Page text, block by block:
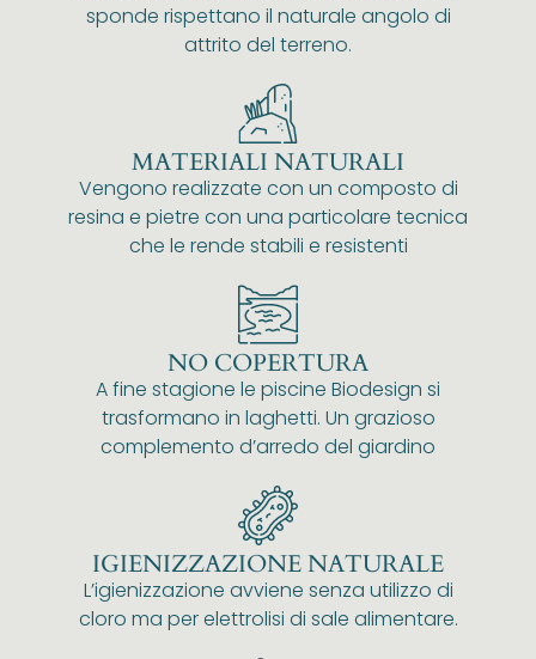
sponde rispettano il naturale angolo di
attrito del terreno.
MATERIALI NATURALI
Vengono realizzate con un composto di
resina e pietre con una particolare tecnica
che le rende stabili e resistenti
NO COPERTURA
A fine stagione le piscine Biodesign si
trasformano in laghetti. Un grazioso
complemento d’arredo del giardino
IGIENIZZAZIONE NATURALE
L’igienizzazione avviene senza utilizzo di
cloro ma per elettrolisi di sale alimentare.